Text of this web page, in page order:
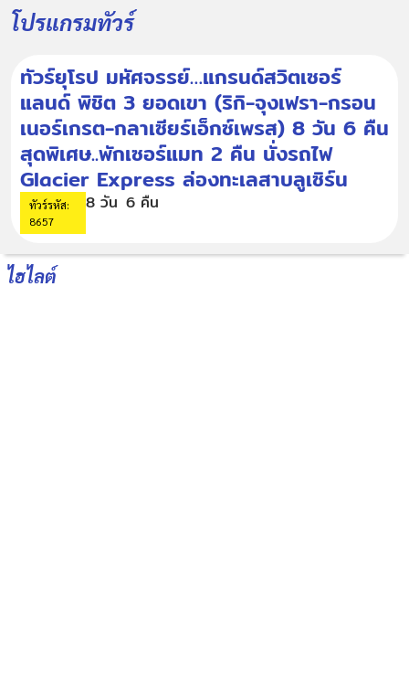
โปรแกรมทัวร์
ทัวร์ยุโรป มหัศจรรย์…แกรนด์สวิตเซอร์
แลนด์ พิชิต 3 ยอดเขา (ริกิ-จุงเฟรา-กรอน
เนอร์เกรต-กลาเซียร์เอ็กซ์เพรส) 8 วัน 6 คืน
สุดพิเศษ..พักเซอร์แมท 2 คืน นั่งรถไฟ
Glacier Express ล่องทะเลสาบลูเซิร์น
ทัวร์รหัส:
8657
8 วัน 6 คืน
ไฮไลต์